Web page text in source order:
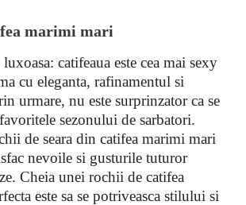
marimi mari
catifeaua este cea mai sexy
cu eleganta, rafinamentul si
urmare, nu este surprinzator ca se
sezonului de sarbatori.
de seara din catifea marimi mari
nevoile si gusturile tuturor
Cheia unei rochii de catifea
este sa se potriveasca stilului si